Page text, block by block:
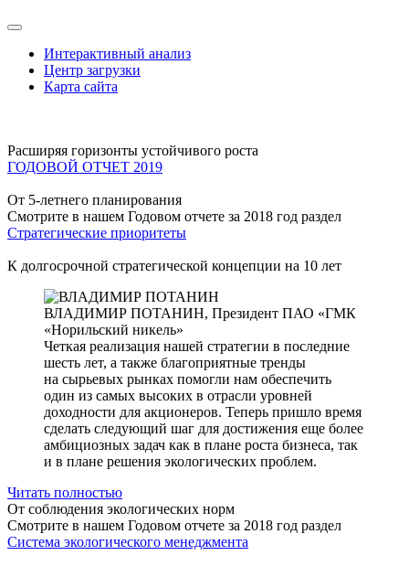
Интерактивный анализ
Центр загрузки
Карта сайта
Расширяя горизонты устойчивого роста
ГОДОВОЙ ОТЧЕТ 2019
От 5-летнего планирования
Смотрите в нашем Годовом отчете за 2018 год раздел
Стратегические приоритеты
К долгосрочной стратегической концепции на 10 лет
ВЛАДИМИР ПОТАНИН, Президент ПАО «ГМК
«Норильский никель»
Четкая реализация нашей стратегии в последние
шесть лет, а также благоприятные тренды
на сырьевых рынках помогли нам обеспечить
один из самых высоких в отрасли уровней
доходности для акционеров. Теперь пришло время
сделать следующий шаг для достижения еще более
амбициозных задач как в плане роста бизнеса, так
и в плане решения экологических проблем.
Читать полностью
От соблюдения экологических норм
Смотрите в нашем Годовом отчете за 2018 год раздел
Система экологического менеджмента